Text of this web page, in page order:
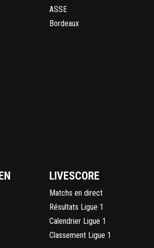
ASSE
Bordeaux
LIVESCORE
Matchs en direct
Résultats Ligue 1
Calendrier Ligue 1
Classement Ligue 1